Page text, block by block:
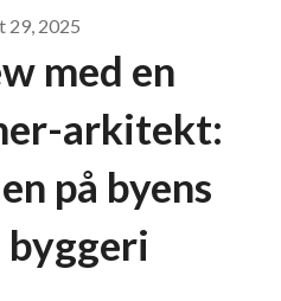
29, 2025
med en
arkitekt:
på byens
byggeri